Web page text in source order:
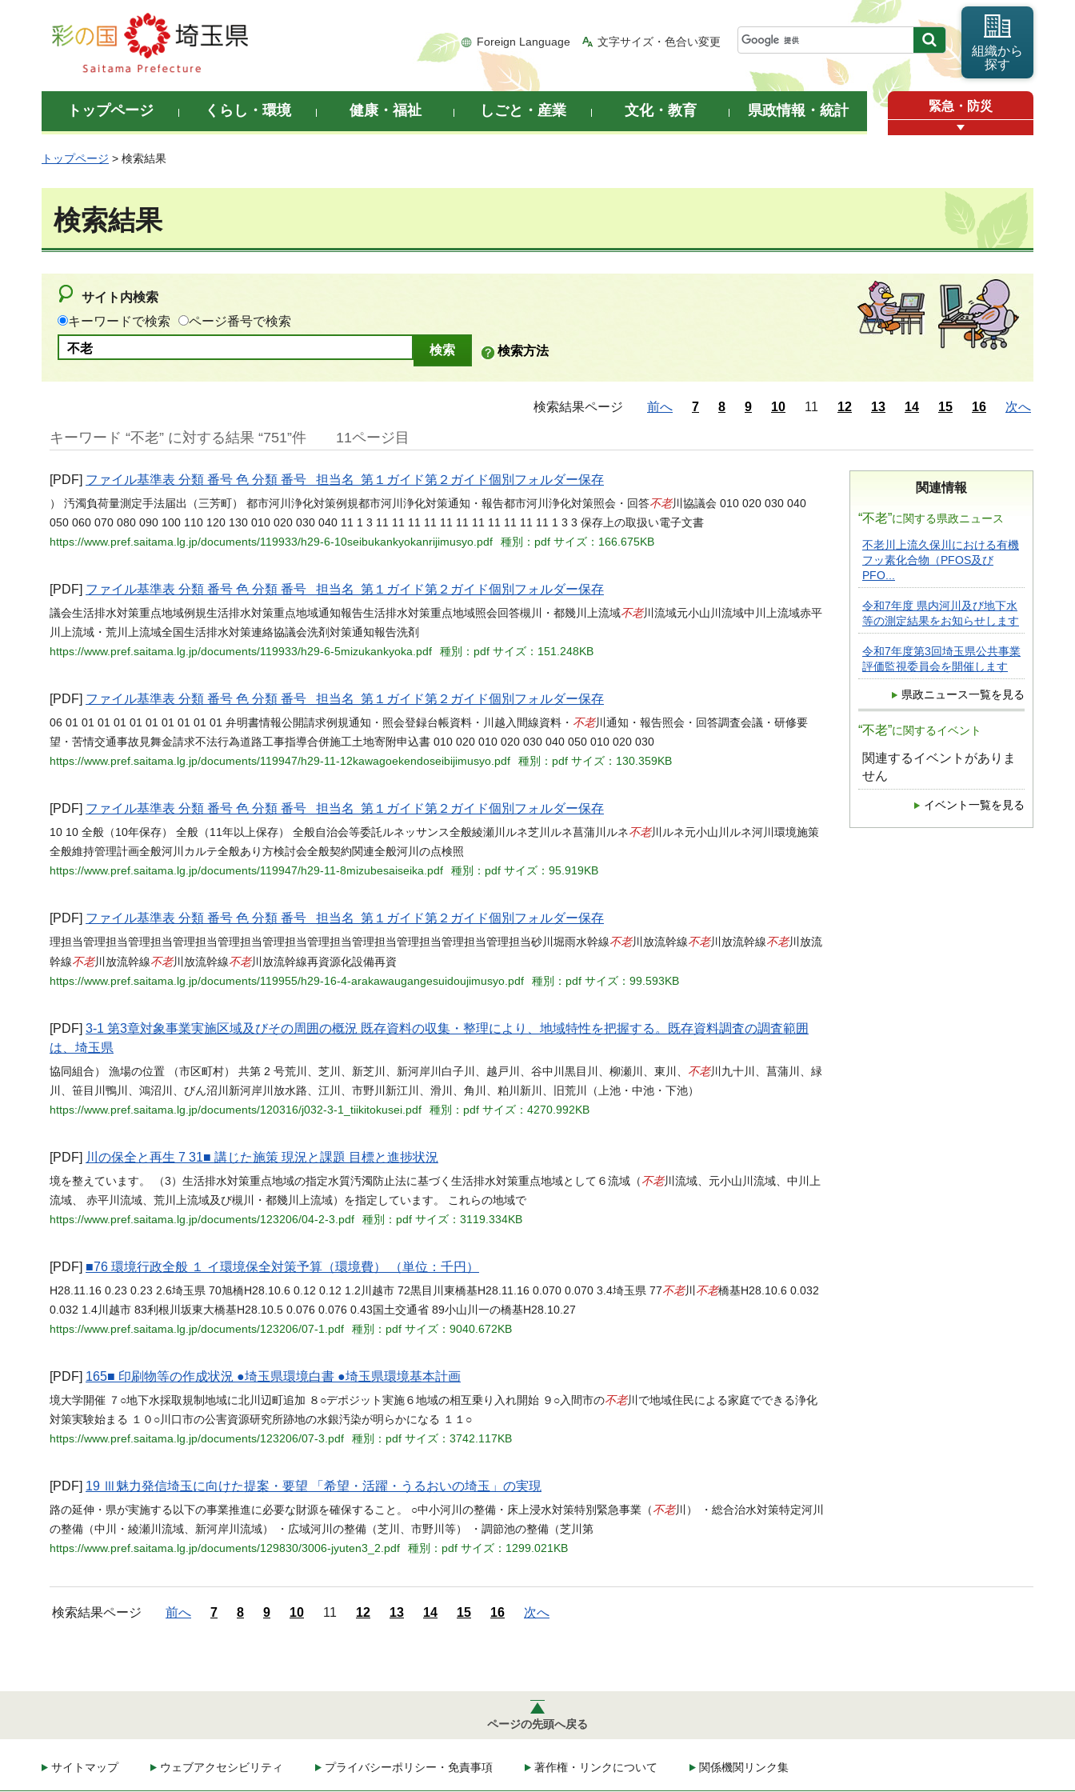
彩の国 埼玉県
Foreign Language 文字サイズ・色合い変更
組織から
探す
トップページ くらし・環境 健康・福祉 しごと・産業 文化・教育 県政情報・統計 緊急・防災
トップページ > 検索結果
検索結果
サイト内検索
キーワードで検索
ページ番号で検索
検索方法
検索結果ページ 前へ 7 8 9 10 11 12 13 14 15 16 次へ
キーワード “不老” に対する結果 “751”件 11ページ目
関連情報
“不老”に関する県政ニュース
不老川上流久保川における有機
フッ素化合物（PFOS及び
PFO...
令和7年度 県内河川及び地下水
等の測定結果をお知らせします
令和7年度第3回埼玉県公共事業
評価監視委員会を開催します
県政ニュース一覧を見る
“不老”に関するイベント
関連するイベントがありま
せん
イベント一覧を見る
[PDF] ファイル基準表 分類 番号 色 分類 番号 担当名 第１ガイド第２ガイド個別フォルダー保存
） 汚濁負荷量測定手法届出（三芳町） 都市河川浄化対策例規都市河川浄化対策通知・報告都市河川浄化対策照会・回答不老川協議会 010 020 030 040
050 060 070 080 090 100 110 120 130 010 020 030 040 11 1 3 11 11 11 11 11 11 11 11 11 11 11 1 3 3 保存上の取扱い電子文書
https://www.pref.saitama.lg.jp/documents/119933/h29-6-10seibukankyokanrijimusyo.pdf
種別：pdf サイズ：166.675KB
[PDF] ファイル基準表 分類 番号 色 分類 番号 担当名 第１ガイド第２ガイド個別フォルダー保存
議会生活排水対策重点地域例規生活排水対策重点地域通知報告生活排水対策重点地域照会回答槻川・都幾川上流域不老川流域元小山川流域中川上流域赤平
川上流域・荒川上流域全国生活排水対策連絡協議会洗剤対策通知報告洗剤
https://www.pref.saitama.lg.jp/documents/119933/h29-6-5mizukankyoka.pdf
種別：pdf サイズ：151.248KB
[PDF] ファイル基準表 分類 番号 色 分類 番号 担当名 第１ガイド第２ガイド個別フォルダー保存
06 01 01 01 01 01 01 01 01 01 01 弁明書情報公開請求例規通知・照会登録台帳資料・川越入間線資料・ 不老川通知・報告照会・回答調査会議・研修要
望・苦情交通事故見舞金請求不法行為道路工事指導合併施工土地寄附申込書 010 020 010 020 030 040 050 010 020 030
https://www.pref.saitama.lg.jp/documents/119947/h29-11-12kawagoekendoseibijimusyo.pdf
種別：pdf サイズ：130.359KB
[PDF] ファイル基準表 分類 番号 色 分類 番号 担当名 第１ガイド第２ガイド個別フォルダー保存
10 10 全般（10年保存） 全般（11年以上保存） 全般自治会等委託ルネッサンス全般綾瀬川ルネ芝川ルネ菖蒲川ルネ不老川ルネ元小山川ルネ河川環境施策
全般維持管理計画全般河川カルテ全般あり方検討会全般契約関連全般河川の点検照
https://www.pref.saitama.lg.jp/documents/119947/h29-11-8mizubesaiseika.pdf
種別：pdf サイズ：95.919KB
[PDF] ファイル基準表 分類 番号 色 分類 番号 担当名 第１ガイド第２ガイド個別フォルダー保存
理担当管理担当管理担当管理担当管理担当管理担当管理担当管理担当管理担当管理担当管理担当砂川堀雨水幹線不老川放流幹線不老川放流幹線不老川放流
幹線不老川放流幹線不老川放流幹線不老川放流幹線再資源化設備再資
https://www.pref.saitama.lg.jp/documents/119955/h29-16-4-arakawaugangesuidoujimusyo.pdf
種別：pdf サイズ：99.593KB
[PDF] 3-1 第3章対象事業実施区域及びその周囲の概況 既存資料の収集・整理により、地域特性を把握する。既存資料調査の調査範囲
は、埼玉県
協同組合） 漁場の位置 （市区町村） 共第 2 号荒川、芝川、新芝川、新河岸川白子川、越戸川、谷中川黒目川、柳瀬川、東川、 不老川九十川、菖蒲川、緑
川、笹目川鴨川、鴻沼川、びん沼川新河岸川放水路、江川、市野川新江川、滑川、角川、粕川新川、旧荒川（上池・中池・下池）
https://www.pref.saitama.lg.jp/documents/120316/j032-3-1_tiikitokusei.pdf
種別：pdf サイズ：4270.992KB
[PDF] 川の保全と再生 7 31■ 講じた施策 現況と課題 目標と進捗状況
境を整えています。 （3）生活排水対策重点地域の指定水質汚濁防止法に基づく生活排水対策重点地域として６流域（ 不老川流域、元小山川流域、中川上
流域、 赤平川流域、荒川上流域及び槻川・都幾川上流域）を指定しています。 これらの地域で
https://www.pref.saitama.lg.jp/documents/123206/04-2-3.pdf
種別：pdf サイズ：3119.334KB
[PDF] ■76 環境行政全般 １ イ環境保全対策予算（環境費） （単位：千円）
H28.11.16 0.23 0.23 2.6埼玉県 70旭橋H28.10.6 0.12 0.12 1.2川越市 72黒目川東橋基H28.11.16 0.070 0.070 3.4埼玉県 77不老川 不老橋基H28.10.6 0.032
0.032 1.4川越市 83利根川坂東大橋基H28.10.5 0.076 0.076 0.43国土交通省 89小山川一の橋基H28.10.27
https://www.pref.saitama.lg.jp/documents/123206/07-1.pdf
種別：pdf サイズ：9040.672KB
[PDF] 165■ 印刷物等の作成状況 ●埼玉県環境白書 ●埼玉県環境基本計画
境大学開催 ７○地下水採取規制地域に北川辺町追加 ８○デポジット実施６地域の相互乗り入れ開始 ９○入間市の不老川で地域住民による家庭でできる浄化
対策実験始まる １０○川口市の公害資源研究所跡地の水銀汚染が明らかになる １１○
https://www.pref.saitama.lg.jp/documents/123206/07-3.pdf
種別：pdf サイズ：3742.117KB
[PDF] 19 Ⅲ魅力発信埼玉に向けた提案・要望 「希望・活躍・うるおいの埼玉」の実現
路の延伸・県が実施する以下の事業推進に必要な財源を確保すること。 ○中小河川の整備・床上浸水対策特別緊急事業（ 不老川） ・総合治水対策特定河川
の整備（中川・綾瀬川流域、新河岸川流域） ・広域河川の整備（芝川、市野川等） ・調節池の整備（芝川第
https://www.pref.saitama.lg.jp/documents/129830/3006-jyuten3_2.pdf
種別：pdf サイズ：1299.021KB
検索結果ページ 前へ 7 8 9 10 11 12 13 14 15 16 次へ
ページの先頭へ戻る
サイトマップ ウェブアクセシビリティ プライバシーポリシー・免責事項 著作権・リンクについて 関係機関リンク集